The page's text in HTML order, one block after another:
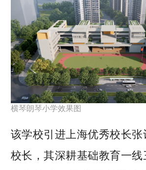
横琴朗琴小学效果图
该学校引进上海优秀校长
校长，其深耕基础教育一线